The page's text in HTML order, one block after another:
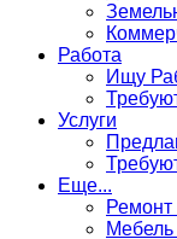
Работа
Ищу
Услуги
Еще...
Ремонт